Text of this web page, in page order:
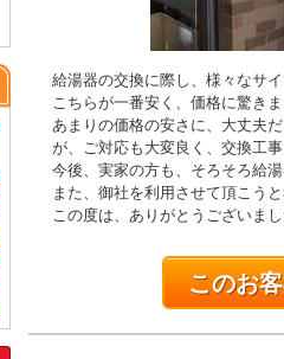
給湯器の交換に際し、様々なサ
こちらが一番安く、価格に驚きま
あまりの価格の安さに、大丈夫
が、ご対応も大変良く、交換工
今後、実家の方も、そろそろ給湯
また、御社を利用させて頂こうと
この度は、ありがとうございまし
このお